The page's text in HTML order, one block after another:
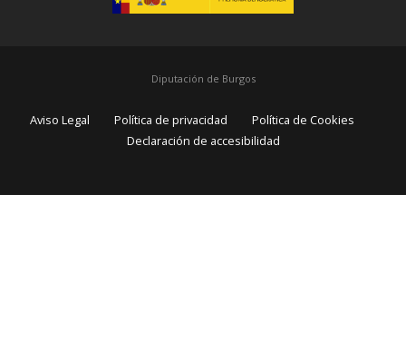
Diputación de Burgos
Aviso Legal Política de privacidad
Política de Cookies
Declaración de accesibilidad